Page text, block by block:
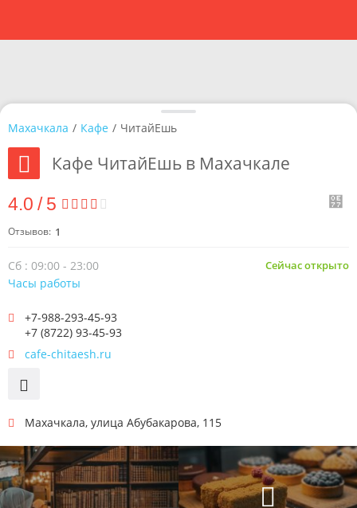
Махачкала / Кафе / ЧитайЕшь
Кафе ЧитайЕшь в Махачкале
4.0 / 5
Отзывов: 1
+7-988-293-45-93
+7 (8722) 93-45-93
cafe-chitaesh.ru
Махачкала, улица Абубакарова, 115
Сейчас открыто
Сб : 09:00 - 23:00
Часы работы